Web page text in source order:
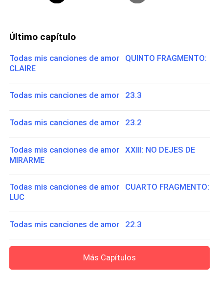
Último capítulo
Todas mis canciones de amor QUINTO FRAGMENTO:
CLAIRE
Todas mis canciones de amor 23.3
Todas mis canciones de amor 23.2
Todas mis canciones de amor XXIII: NO DEJES DE
MIRARME
Todas mis canciones de amor CUARTO FRAGMENTO:
LUC
Todas mis canciones de amor 22.3
Más Capítulos